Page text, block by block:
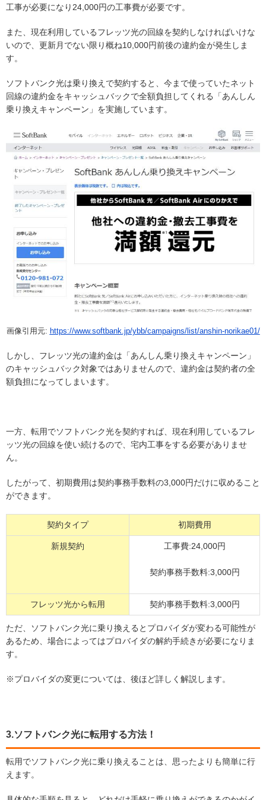
工事が必要になり24,000円の工事費が必要です。
また、現在利用しているフレッツ光の回線を契約しなければいけな
いので、更新月でない限り概ね10,000円前後の違約金が発生しま
す。
ソフトバンク光は乗り換えで契約すると、今まで使っていたネット
回線の違約金をキャッシュバックで全額負担してくれる「あんしん
乗り換えキャンペーン」を実施しています。
画像引用元: https://www.softbank.jp/ybb/campaigns/list/anshin-norikae01/
しかし、フレッツ光の違約金は「あんしん乗り換えキャンペーン」
のキャッシュバック対象ではありませんので、違約金は契約者の全
額負担になってしまいます。
一方、転用でソフトバンク光を契約すれば、現在利用しているフレ
ッツ光の回線を使い続けるので、宅内工事をする必要がありませ
ん。
したがって、初期費用は契約事務手数料の3,000円だけに収めること
ができます。
契約タイプ 初期費用
新規契約 工事費:24,000円
契約事務手数料:3,000円
フレッツ光から転用 契約事務手数料:3,000円
ただ、ソフトバンク光に乗り換えるとプロバイダが変わる可能性が
あるため、場合によってはプロバイダの解約手続きが必要になりま
す。
※プロバイダの変更については、後ほど詳しく解説します。
3.ソフトバンク光に転用する方法！
転用でソフトバンク光に乗り換えることは、思ったよりも簡単に行
えます。